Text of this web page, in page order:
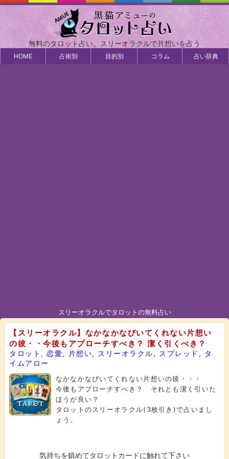
無料のタロット占い。スリーオラクルで片想いを占う
HOME 占術別 目的別 コラム 占い辞典
スリーオラクルでタロットの無料占い
【スリーオラクル】なかなかなびいてくれない片想い
の彼・・今後もアプローチすべき？ 潔く引くべき？
タロット ,恋愛, 片想い, スリーオラクル, スプレッド ,
タ
イムアロー
なかなかなびいてくれない片想いの彼・・・
今後もアプローチすべき？ それとも潔く引いた
ほうが良い？
タロットのスリーオラクル(3枚引き)で占いまし
ょう。
気持ちを鎮めてタロットカードに触れて下さい